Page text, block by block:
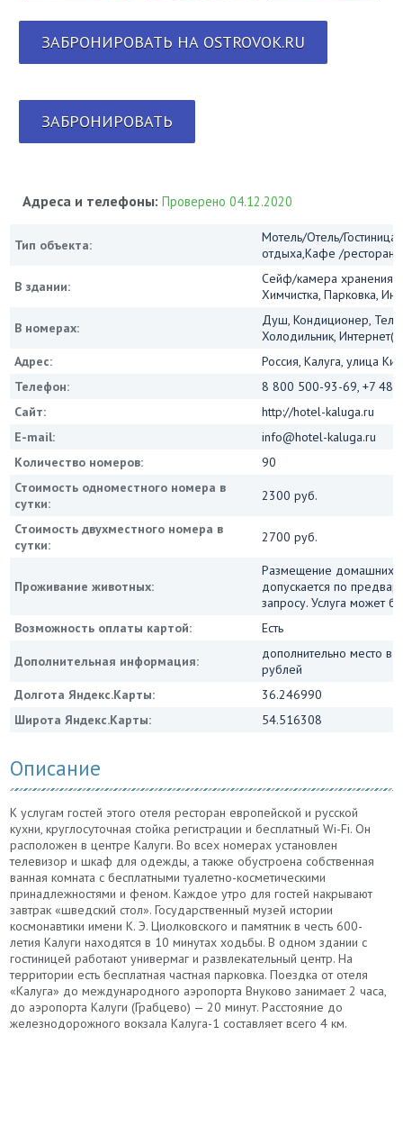
ЗАБРОНИРОВАТЬ НА OSTROVOK.RU
ЗАБРОНИРОВАТЬ
Адреса и телефоны:Проверено 04.12.2020
Тип объекта:
Мотель/Отель/
отдыха,Кафе /рестораны
В здании:
Сейф/камера хранения,
Химчистка, Парковка,
В номерах:
Душ, Кондиционер,
Холодильник,
Адрес:
Россия, Калуга, улица
Телефон:
8 800 500-93-69, +7
Сайт:
http://hotel-kaluga.ru
E-mail:
info@hotel-kaluga.ru
Количество номеров:
90
Стоимость одноместного номера в
сутки:
2300 руб.
Стоимость двухместного номера в
сутки:
2700 руб.
Проживание животных:
Размещение домашних
допускается по
запросу. Услуга может
Возможность оплаты картой:
Есть
Дополнительная информация:
дополнительно место в
рублей
Долгота Яндекс.Карты:
36.246990
Широта Яндекс.Карты:
54.516308
Описание
К услугам гостей этого отеля ресторан европейской и русской
кухни, круглосуточная стойка регистрации и бесплатный Wi-Fi. Он
расположен в центре Калуги. Во всех номерах установлен
телевизор и шкаф для одежды, а также обустроена собственная
ванная комната с бесплатными туалетно-косметическими
принадлежностями и феном. Каждое утро для гостей накрывают
завтрак «шведский стол». Государственный музей истории
космонавтики имени К. Э. Циолковского и памятник в честь 600-
летия Калуги находятся в 10 минутах ходьбы. В одном здании с
гостиницей работают универмаг и развлекательный центр. На
территории есть бесплатная частная парковка. Поездка от отеля
«Калуга» до международного аэропорта Внуково занимает 2 часа,
до аэропорта Калуги (Грабцево) — 20 минут. Расстояние до
железнодорожного вокзала Калуга-1 составляет всего 4 км.